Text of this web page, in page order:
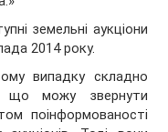
земельні аукціони
2014 року.
випадку складно
що можу звернути
поінформованості